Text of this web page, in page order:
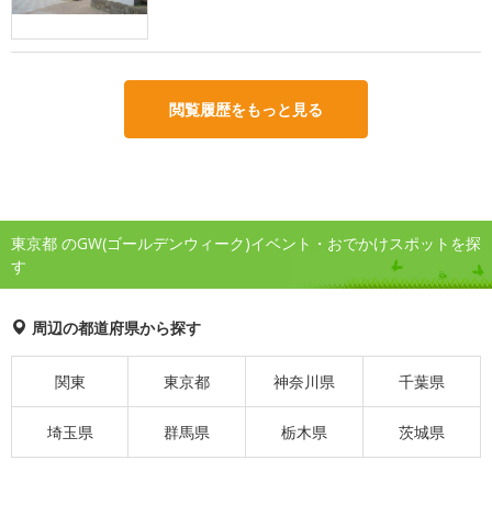
閲覧履歴をもっと見る
東京都 のGW(ゴールデンウィーク)イベント・おでかけスポットを探
す
周辺の都道府県から探す
関東 東京都 神奈川県 千葉県
埼玉県 群馬県 栃木県 茨城県